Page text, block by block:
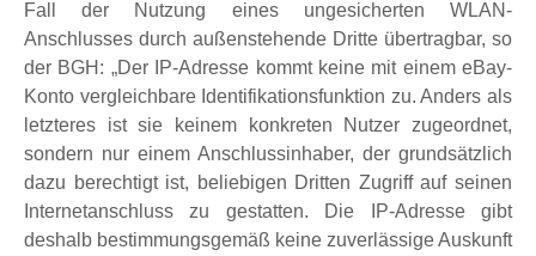
Fall der Nutzung eines ungesicherten WLAN-
Anschlusses durch außenstehende Dritte übertragbar, so
der BGH: „Der IP-Adresse kommt keine mit einem eBay-
Konto vergleichbare Identifikationsfunktion zu. Anders als
letzteres ist sie keinem konkreten Nutzer zugeordnet,
sondern nur einem Anschlussinhaber, der grundsätzlich
dazu berechtigt ist, beliebigen Dritten Zugriff auf seinen
Internetanschluss zu gestatten. Die IP-Adresse gibt
deshalb bestimmungsgemäß keine zuverlässige Auskunft